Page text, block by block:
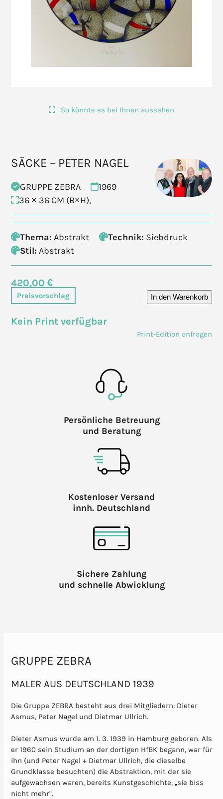
So könnte es bei Ihnen aussehen
SÄCKE – PETER NAGEL
GRUPPE ZEBRA
1969
36 × 36 CM (B×H),
Thema: Abstrakt Technik: Siebdruck
Stil: Abstrakt
420,00 €
Preisvorschlag In den Warenkorb
Kein Print verfügbar
Print-Edition anfragen
Persönliche Betreuung
und Beratung
Kostenloser Versand
innh. Deutschland
Sichere Zahlung
und schnelle Abwicklung
GRUPPE ZEBRA
MALER AUS DEUTSCHLAND 1939
Die Gruppe ZEBRA besteht aus drei Mitgliedern: Dieter
Asmus, Peter Nagel und Dietmar Ullrich.
Dieter Asmus wurde am 1. 3. 1939 in Hamburg geboren. Als
er 1960 sein Studium an der dortigen HfBK begann, war für
ihn (und Peter Nagel + Dietmar Ullrich, die dieselbe
Grundklasse besuchten) die Abstraktion, mit der sie
aufgewachsen waren, bereits Kunstgeschichte, „sie biss
nicht mehr“.